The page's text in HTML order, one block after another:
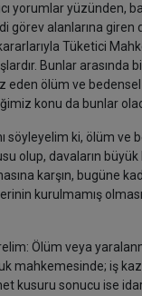
yorumlar yüzünden,
görev alanlarına giren
Tüketici
Bunlar arasında
eden ölüm ve
konu da bunlar
söyleyelim ki, ölüm ve
olup, davaların
karşın, bugüne
kurulmamış
Ölüm veya
mahkemesinde; iş
kusuru sonucu ise